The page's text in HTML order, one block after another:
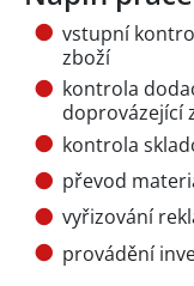
vstupní
zboží
kontrola
doprovázející
kontrola
převod
vyřizování
provádění